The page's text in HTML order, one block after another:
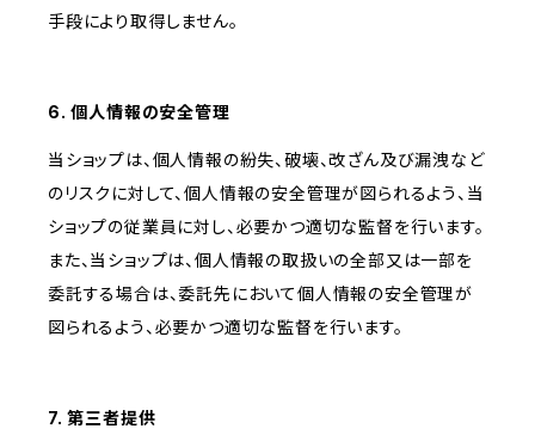
手段により取得しません。
6. 個人情報の安全管理
当ショップは、個人情報の紛失、破壊、改ざん及び漏洩など
のリスクに対して、個人情報の安全管理が図られるよう、当
ショップの従業員に対し、必要かつ適切な監督を行います。
また、当ショップは、個人情報の取扱いの全部又は一部を
委託する場合は、委託先において個人情報の安全管理が
図られるよう、必要かつ適切な監督を行います。
7. 第三者提供